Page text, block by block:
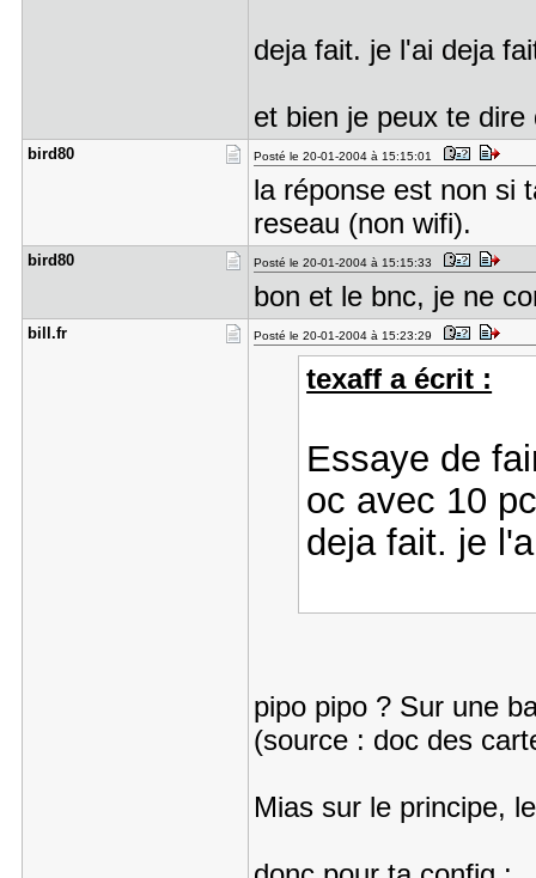
deja fait. je l'ai deja
et bien je peux te
bird80 Posté le 20-01-2004 à 15:15:01
la réponse est non si
reseau (non wifi).
bird80 Posté le 20-01-2004 à 15:15:33
bon et le bnc, je ne
bill.fr Posté le 20-01-2004 à 15:23:29
texaff a écrit :
Essaye de
oc avec 10
deja fait. je
pipo pipo ? Sur une
(source : doc des
Mias sur le principe,